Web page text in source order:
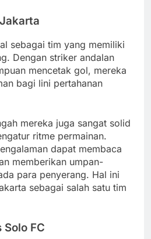
sebagai tim yang memiliki
Dengan striker andalan
mencetak gol, mereka
bagi lini pertahanan
mereka juga sangat solid
ritme permainan.
dapat membaca
memberikan umpan-
para penyerang. Hal ini
sebagai salah satu tim
Solo FC